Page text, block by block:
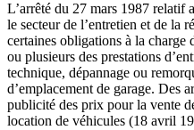
L’arrêté du 27 mars 1987 relatif
le secteur de l’entretien et de la
certaines obligations à la charge
ou plusieurs des prestations
technique, dépannage ou
d’emplacement de garage. Des
publicité des prix pour la vente
location de véhicules (18 avril